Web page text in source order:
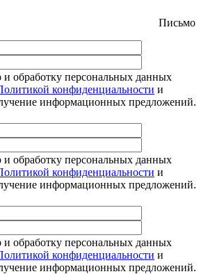
Письмо
и обработку персональных данных
конфиденциальности и
информационных предложений.
и обработку персональных данных
конфиденциальности и
информационных предложений.
и обработку персональных данных
конфиденциальности и
информационных предложений.